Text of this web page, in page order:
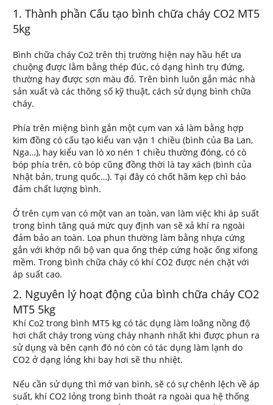
1. Thành phần Cấu tạo bình chữa cháy CO2 MT5
5kg
Bình chữa cháy Co2 trên thị trường hiện nay hầu hết ưa
chuộng được lằm bằng thép đúc, có dạng hình trụ đứng,
thường hay được sơn màu đỏ. Trên bình luôn gắn mác nhà
sản xuất và các thông số kỹ thuật, cách sử dụng bình chữa
cháy.
Phía trên miệng bình gắn một cụm van xả làm bằng hợp
kim đồng có cấu tạo kiểu van vặn 1 chiều (bình của Ba Lan,
Nga…), hay kiểu van lò xo nén 1 chiều thường đóng, có cò
bóp phía trên, cò bóp cũng đồng thời là tay xách (bình của
Nhật bản, trung quốc…). Tại đây có chốt hãm kẹp chì bảo
đảm chất lượng bình.
Ở trên cụm van có một van an toàn, van làm việc khi áp suất
trong bình tăng quá mức quy định van sẽ xả khí ra ngoài
đảm bảo an toàn. Loa phun thường làm bằng nhựa cứng
gắn với khớp nối bộ van qua ống thép cứng hoặc ống xifong
mềm. Trong bình chữa cháy có khí CO2 được nén chặt với
áp suất cao.
2. Nguyên lý hoạt động của bình chữa cháy CO2
MT5 5kg
Khí Co2 trong bình MT5 kg có tác dụng làm loãng nồng độ
hơi chất cháy trong vùng cháy nhanh nhất khi được phun ra
sử dụng và bên cạnh đó nó còn có tác dụng làm lạnh do
CO2 ở dạng lỏng khi bay hơi sẽ thu nhiệt.
Nếu cần sử dụng thì mở van bình, sẽ có sự chênh lệch về áp
suất, khí CO2 lỏng trong bình thoát ra ngoài qua hệ thống